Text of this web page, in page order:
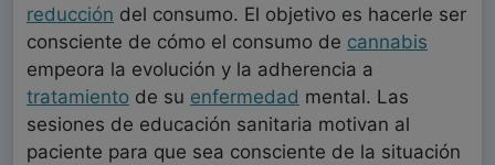
reducción del consumo. El objetivo es hacerle ser
consciente de cómo el consumo de cannabis
empeora la evolución y la adherencia a
tratamiento de su enfermedad mental. Las
sesiones de educación sanitaria motivan al
paciente para que sea consciente de la situación